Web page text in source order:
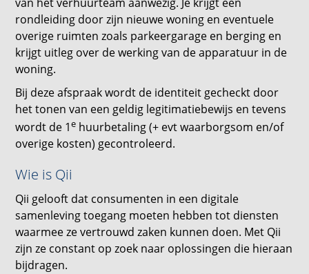
rondleiding door zijn nieuwe woning en eventuele
overige ruimten zoals parkeergarage en berging en
krijgt uitleg over de werking van de apparatuur in de
woning.
Bij deze afspraak wordt de identiteit gecheckt door
het tonen van een geldig legitimatiebewijs en tevens
wordt de 1e huurbetaling (+ evt waarborgsom en/of
overige kosten) gecontroleerd.
Wie is Qii
Qii gelooft dat consumenten in een digitale
samenleving toegang moeten hebben tot diensten
waarmee ze vertrouwd zaken kunnen doen. Met Qii
zijn ze constant op zoek naar oplossingen die hieraan
bijdragen.